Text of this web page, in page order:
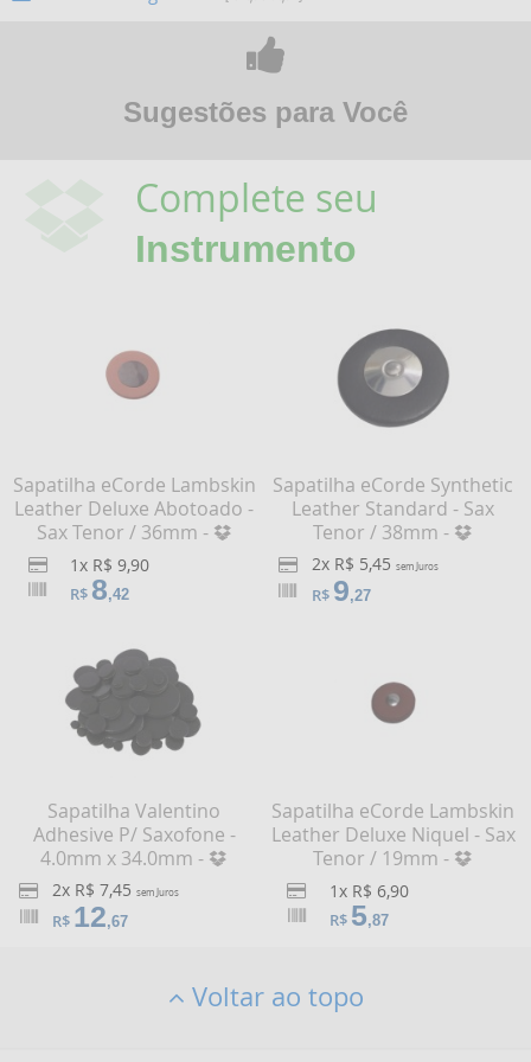
Sugestões para Você
Complete seu
Instrumento
Sapatilha eCorde Lambskin
Leather Deluxe Abotoado -
Sax Tenor / 36mm -
1x R$ 9,90
R$ 8,42
Sapatilha eCorde Synthetic
Leather Standard - Sax
Tenor / 38mm -
2x R$ 5,45 sem Juros
R$ 9,27
Sapatilha Valentino
Adhesive P/ Saxofone -
4.0mm x 34.0mm -
2x R$ 7,45 sem Juros
R$ 12,67
Sapatilha eCorde Lambskin
Leather Deluxe Niquel - Sax
Tenor / 19mm -
1x R$ 6,90
R$ 5,87
Voltar ao topo